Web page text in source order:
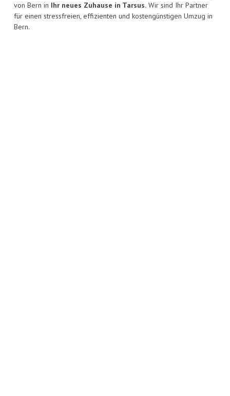
von Bern in Ihr neues Zuhause in Tarsus. Wir sind Ihr Partner
für einen stressfreien, effizienten und kostengünstigen Umzug in
Bern.